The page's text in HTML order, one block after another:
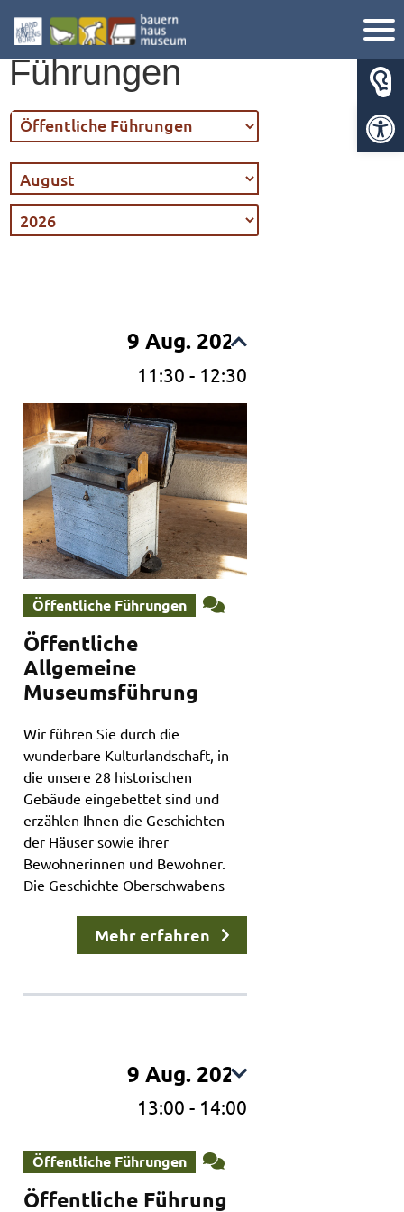
Öffentliche
Führungen
9 Aug. 2026
11:30 - 12:30
Öffentliche Führungen
Öffentliche
Allgemeine
Museumsführung
Wir führen Sie durch die
wunderbare Kulturlandschaft, in
die unsere 28 historischen
Gebäude eingebettet sind und
erzählen Ihnen die Geschichten
der Häuser sowie ihrer
Bewohnerinnen und Bewohner.
Die Geschichte Oberschwabens
menschliche Schicksale behalten
Teilnahme ist kostenlos.
Mehr erfahren
9 Aug. 2026
13:00 - 14:00
Öffentliche Führungen
Öffentliche Führung